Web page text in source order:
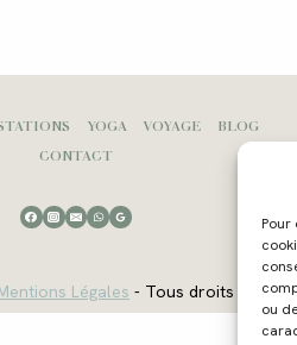
ou
YOGA VOYAGE
BLOG
CONTACT
Légales - Tous droits